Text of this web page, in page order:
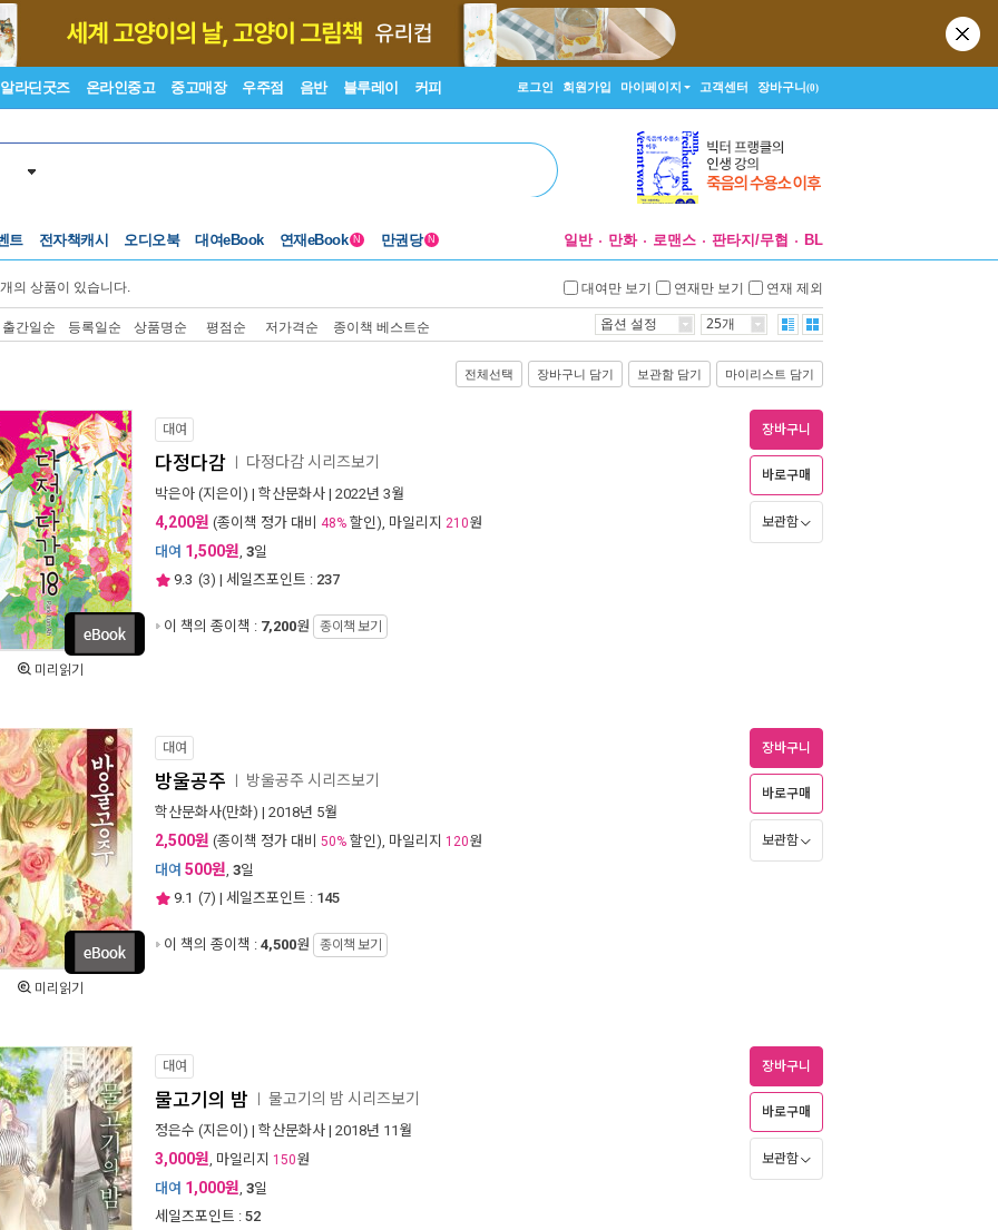
알라딘굿즈 온라인중고 중고매장 우주점 음반 블루레이 커피 로그인 회원가입 마이페이지 고객센터 장바구니(0)
트 전자책캐시 오디오북 대여eBook 연재eBook N 만권당 N 일반 만화 로맨스 판타지/무협 BL
개의 상품이 있습니다. 대여만 보기 연재만 보기 연재 제외
출간일순 등록일순 상품명순 평점순 저가격순 종이책 베스트순 옵션 설정 25개
전체선택 장바구니 담기 보관함 담기 마이리스트 담기
미리읽기
대여
다정다감 다정다감 시리즈보기
박은아 (지은이) | 학산문화사 | 2022년 3월
4,200원 (종이책 정가 대비 48% 할인), 마일리지 210원
대여 1,500원, 3일
9.3 (3) | 세일즈포인트 : 237
이 책의 종이책 : 7,200원 종이책 보기
장바구니
바로구매
보관함
미리읽기
대여
방울공주 방울공주 시리즈보기
학산문화사(만화) | 2018년 5월
2,500원 (종이책 정가 대비 50% 할인), 마일리지 120원
대여 500원, 3일
9.1 (7) | 세일즈포인트 : 145
이 책의 종이책 : 4,500원 종이책 보기
장바구니
바로구매
보관함
대여
물고기의 밤 물고기의 밤 시리즈보기
정은수 (지은이) | 학산문화사 | 2018년 11월
3,000원, 마일리지 150원
대여 1,000원, 3일
세일즈포인트 : 52
장바구니
바로구매
보관함